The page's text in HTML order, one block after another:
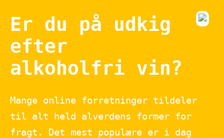
Er du på udkig
efter
alkoholfri vin?
Mange online forretninger tildeler
til alt held alverdens former for
fragt. Det mest populære er i dag